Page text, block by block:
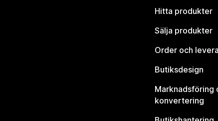
Hitta produkter
Sälja produkter
Order och
Butiksdesign
Marknadsföring
konvertering